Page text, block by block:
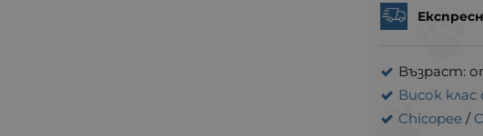
Възраст:
Висок клас
Chicopee /